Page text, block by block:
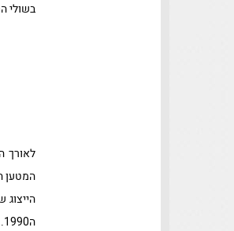
בשולי
לאורך
המטען
ה1990.